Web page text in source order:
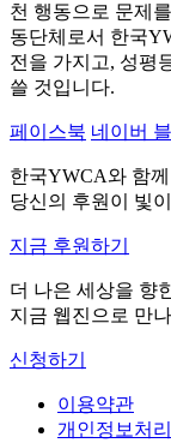
천 행동으로 문제
동단체로서 한국
전을 가지고, 성평
쓸 것입니다.
페이스북 네이버
한국YWCA와 함
당신의 후원이 빛
지금 후원하기
더 나은 세상을 향
지금 웹진으로 만
신청하기
이용약관
개인정보처